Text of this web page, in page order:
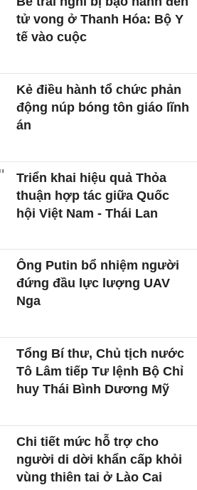
tử vong ở Thanh Hóa: Bộ Y
tế vào cuộc
Kẻ điều hành tổ chức phản
động núp bóng tôn giáo lĩnh
án
Triển khai hiệu quả Thỏa
thuận hợp tác giữa Quốc
hội Việt Nam - Thái Lan
Ông Putin bổ nhiệm người
đứng đầu lực lượng UAV
Nga
Tổng Bí thư, Chủ tịch nước
Tô Lâm tiếp Tư lệnh Bộ Chỉ
huy Thái Bình Dương Mỹ
Chi tiết mức hỗ trợ cho
người di dời khẩn cấp khỏi
vùng thiên tai ở Lào Cai